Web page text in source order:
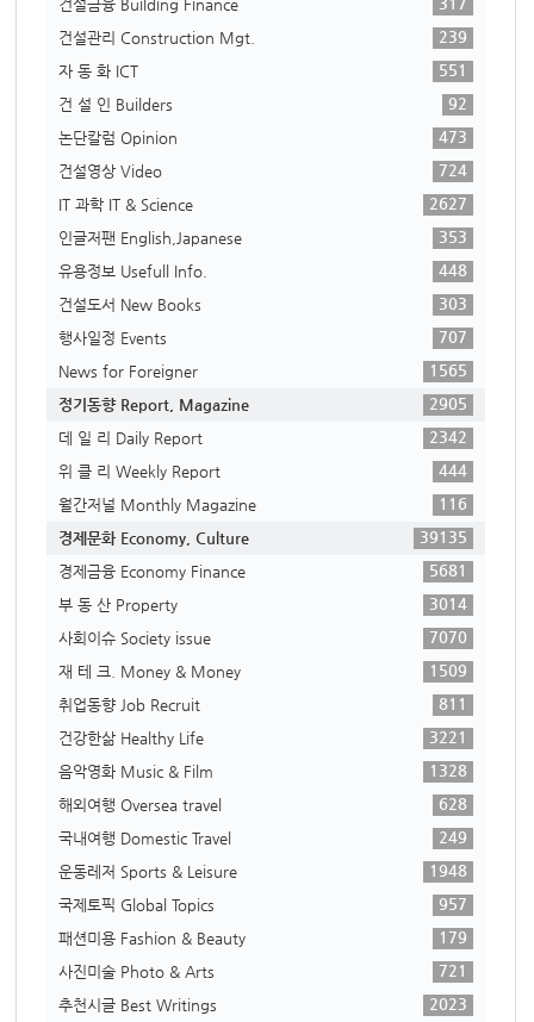
건설금융 Building Finance
건설관리 Construction Mgt.
239
자 동 화 ICT
551
건 설 인 Builders
92
논단칼럼 Opinion
473
건설영상 Video
724
IT 과학 IT & Science
2627
인글저팬 English,Japanese
353
유용정보 Usefull Info.
448
건설도서 New Books
303
행사일정 Events
707
News for Foreigner
1565
정기동향 Report, Magazine
2905
데 일 리 Daily Report
2342
위 클 리 Weekly Report
444
월간저널 Monthly Magazine
116
경제문화 Economy, Culture
39135
경제금융 Economy Finance
5681
부 동 산 Property
3014
사회이슈 Society issue
7070
재 테 크. Money & Money
1509
취업동향 Job Recruit
811
건강한삶 Healthy Life
3221
음악영화 Music & Film
1328
해외여행 Oversea travel
628
국내여행 Domestic Travel
249
운동레저 Sports & Leisure
1948
국제토픽 Global Topics
957
패션미용 Fashion & Beauty
179
사진미술 Photo & Arts
721
추천시글 Best Writings
2023